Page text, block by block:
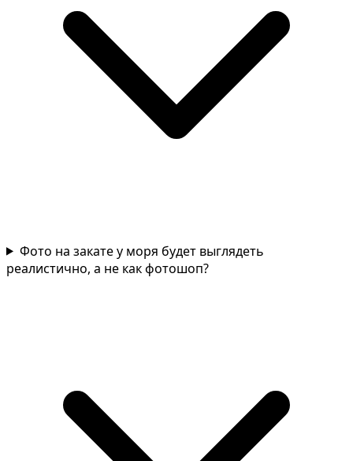
Фото на закате у моря будет выглядеть
реалистично, а не как фотошоп?